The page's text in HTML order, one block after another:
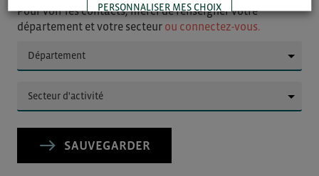
Pour voir les contacts, merci de renseigner votre
département et votre secteur ou connectez-vous.
SAUVEGARDER
PERSONNALISER MES CHOIX